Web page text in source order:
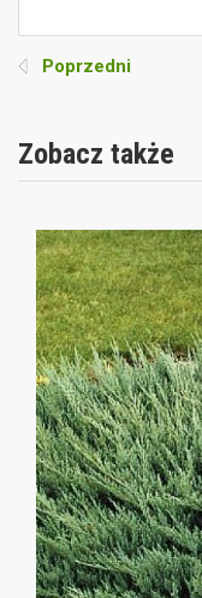
Poprzedni
Zobacz także